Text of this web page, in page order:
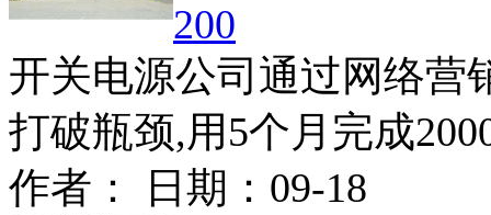
200
开关电源公司通过网络营
打破瓶颈,用5个月完成
作者： 日期： 09-18